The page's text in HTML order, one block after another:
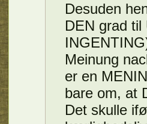
Desuden
DEN grad
Meinung
er en
bare om, at
Det skulle